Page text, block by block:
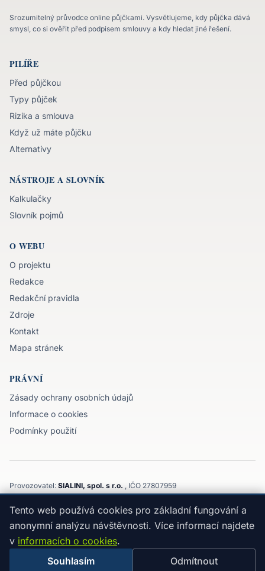
Srozumitelný průvodce online půjčkami. Vysvětlujeme, kdy půjčka dává
smysl, co si ověřit před podpisem smlouvy a kdy hledat jiné řešení.
PILÍŘE
Před půjčkou
Typy půjček
Rizika a smlouva
Když už máte půjčku
Alternativy
NÁSTROJE A SLOVNÍK
Kalkulačky
Slovník pojmů
O WEBU
O projektu
Redakce
Redakční pravidla
Zdroje
Kontakt
Mapa stránek
PRÁVNÍ
Zásady ochrany osobních údajů
Informace o cookies
Podmínky použití
Provozovatel: SIALINI, spol. s r.o. , IČO 27807959
©2026 SIALINI, spol. s r.o.
Edukativní obsah, nejedná se o individuální doporučení.
Nezprostředkováváme ani neposkytujeme úvěry a neručíme za
rozhodnutí učiněná na základě obsahu webu.
Tento web používá cookies pro základní fungování a
anonymní analýzu návštěvnosti. Více informací najdete
v informacích o cookies.
Souhlasím
Odmítnout